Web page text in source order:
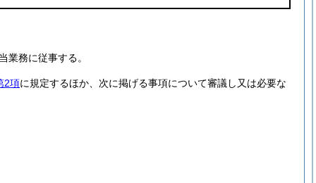
業務に従事する。
2項に規定するほか、次に掲げる事項について審議し又は必要な